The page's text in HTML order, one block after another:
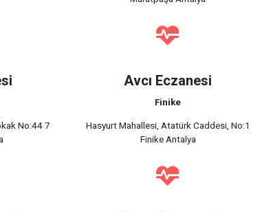
No:44 7
Avcı Eczanesi
Finike
Hasyurt Mahallesi, Atatürk Caddesi, No:1
Finike Antalya